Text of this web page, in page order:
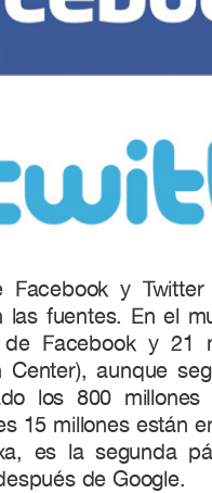
y
las fuentes. En el
Facebook y 21
Center), aunque
los 800
15 millones están
es la segunda
de Google.